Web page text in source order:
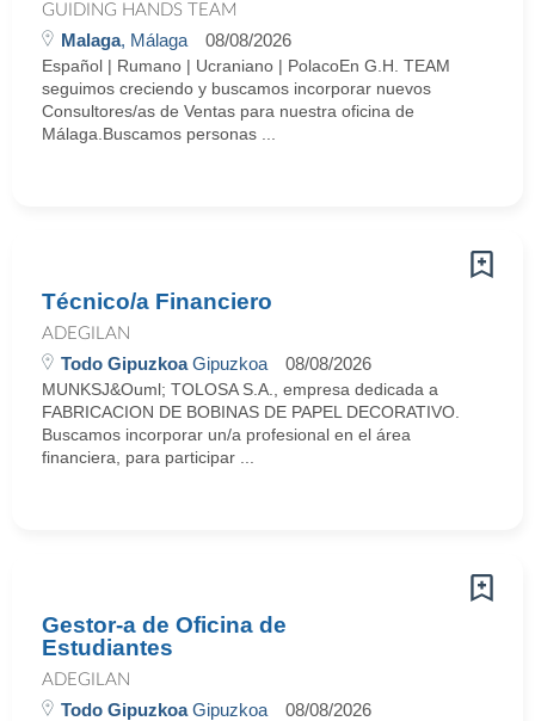
GUIDING HANDS TEAM
Malaga, Málaga 08/08/2026
Español | Rumano | Ucraniano | PolacoEn G.H. TEAM
seguimos creciendo y buscamos incorporar nuevos
Consultores/as de Ventas para nuestra oficina de
Málaga.Buscamos personas ...
Técnico/a Financiero
ADEGILAN
Todo GipuzkoaGipuzkoa 08/08/2026
MUNKSJ&Ouml; TOLOSA S.A., empresa dedicada a
FABRICACION DE BOBINAS DE PAPEL DECORATIVO.
Buscamos incorporar un/a profesional en el área
financiera, para participar ...
Gestor-a de Oficina de
Estudiantes
ADEGILAN
Todo GipuzkoaGipuzkoa 08/08/2026